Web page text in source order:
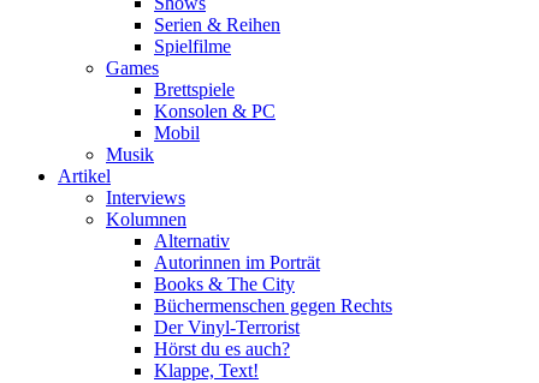
Serien & Reihen
Spielfilme
Games
Brettspiele
Konsolen & PC
Mobil
Musik
Artikel
Interviews
Kolumnen
Alternativ
Autorinnen im Porträt
Books & The City
Büchermenschen gegen Rechts
Der Vinyl-Terrorist
Hörst du es auch?
Klappe, Text!